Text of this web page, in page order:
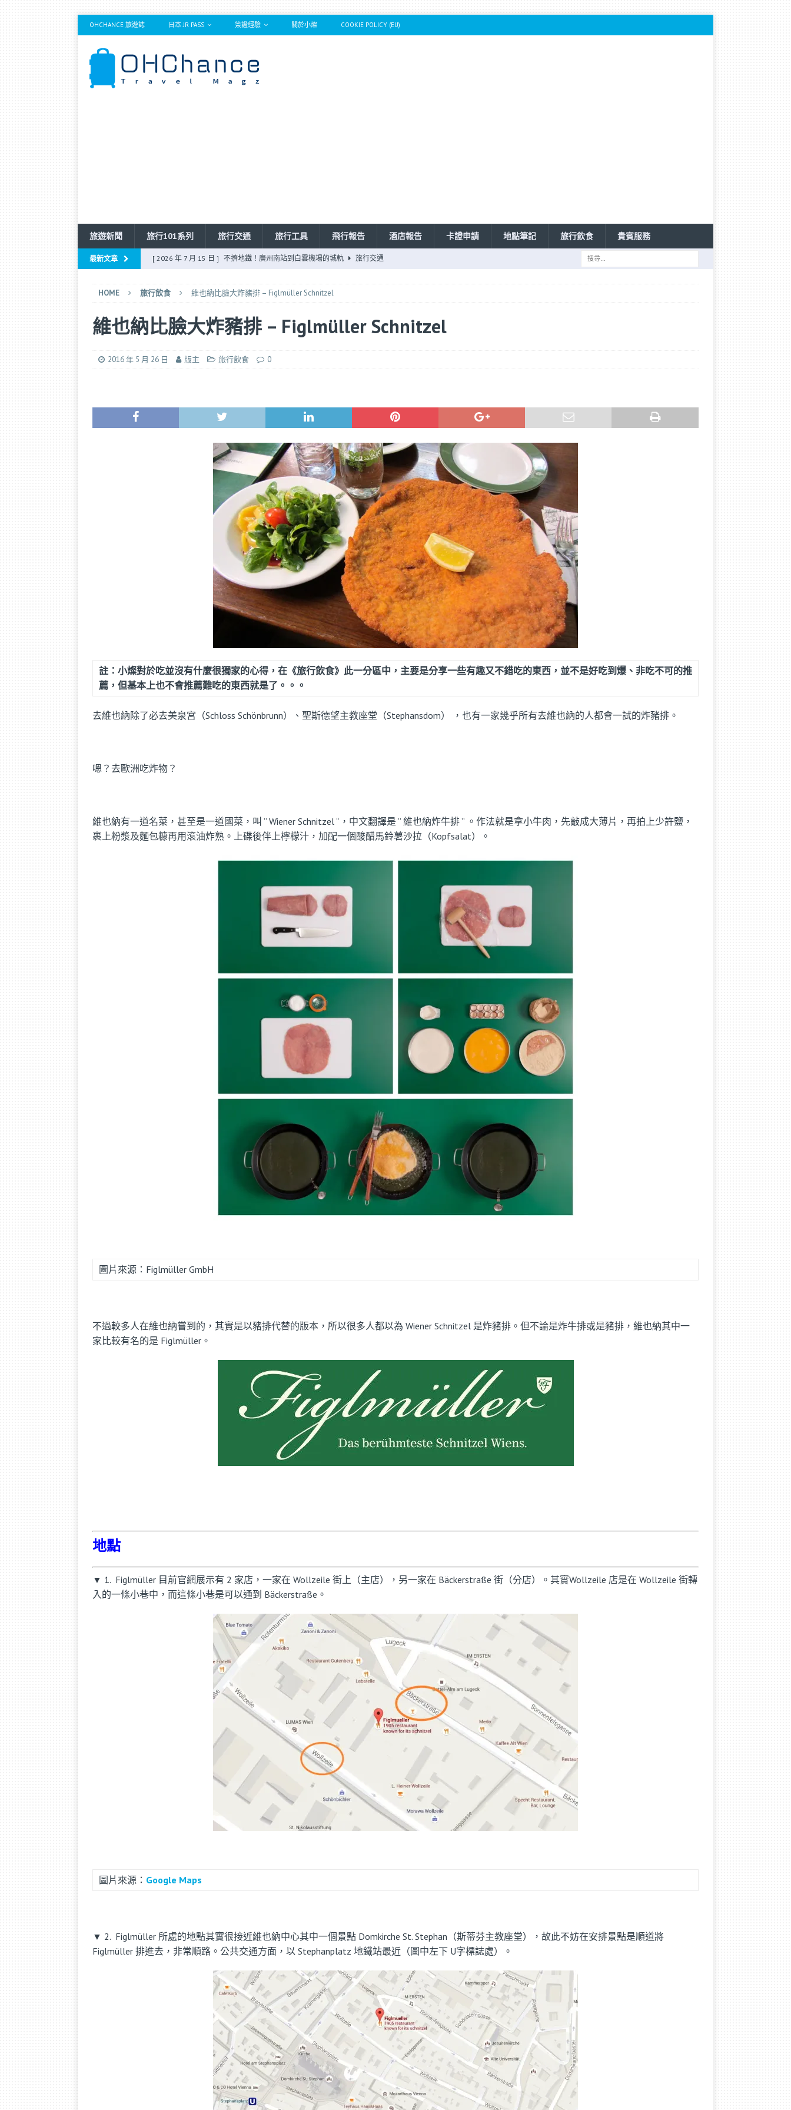
OHCHANCE 旅遊誌 日本 JR PASS 簽證經驗 關於小燦 COOKIE POLICY (EU)
旅遊新聞 旅行101系列 旅行交通 旅行工具 飛行報告 酒店報告 卡證申請 地點筆記 旅行飲食 貴賓服務
最新文章 [ 2026 年 7 月 15 日 ] 不擠地鐵！廣州南站到白雲機場的城軌 旅行交通
[ 2025 年 9 月 21 日 ] 完全 DIY ！美國簽證申請、續期分享！（2025年版本）
[ 2025 年 9 月 14 日 ] 香港快運退款申請（2025年更新） 旅行101系列
[ 2026 年 7 月 25 日 ] 日本航空「御翔印」購買及收集紀錄
HOME 旅行飲食 維也納比臉大炸豬排 – Figlmüller Schnitzel
維也納比臉大炸豬排 – Figlmüller Schnitzel
2016 年 5 月 26 日 版主 旅行飲食 0
註：小燦對於吃並沒有什麼很獨家的心得，在《旅行飲食》此一分區中，主要是分享一些有趣又不錯吃的東西，並不是好吃到爆、非吃不可的推
薦，但基本上也不會推薦難吃的東西就是了。。。
去維也納除了必去美泉宮（Schloss Schönbrunn）、聖斯德望主教座堂（Stephansdom） ，也有一家幾乎所有去維也納的人都會一試的炸豬排。
嗯？去歐洲吃炸物？
維也納有一道名菜，甚至是一道國菜，叫 ” Wiener Schnitzel “，中文翻譯是 ” 維也納炸牛排 ” 。作法就是拿小牛肉，先敲成大薄片，再拍上少許鹽，
裹上粉漿及麵包糠再用滾油炸熟。上碟後伴上檸檬汁，加配一個酸醋馬鈴薯沙拉（Kopfsalat）。
圖片來源：Figlmüller GmbH
不過較多人在維也納嘗到的，其實是以豬排代替的版本，所以很多人都以為 Wiener Schnitzel 是炸豬排。但不論是炸牛排或是豬排，維也納其中一
家比較有名的是 Figlmüller。
地點
▼ 1. Figlmüller 目前官網展示有 2 家店，一家在 Wollzeile 街上（主店），另一家在 Bäckerstraße 街（分店）。其實Wollzeile 店是在 Wollzeile 街轉
入的一條小巷中，而這條小巷是可以通到 Bäckerstraße。
圖片來源： Google Maps
▼ 2. Figlmüller 所處的地點其實很接近維也納中心其中一個景點 Domkirche St. Stephan（斯蒂芬主教座堂），故此不妨在安排景點是順道將
Figlmüller 排進去，非常順路。公共交通方面，以 Stephanplatz 地鐵站最近（圖中左下 U字標誌處）。